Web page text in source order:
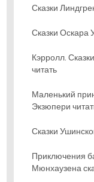
Сказки
Сказки Оскара
Кэрролл.
читать
Маленький
Экзюпери
Сказки
Приключения
Мюнхаузена